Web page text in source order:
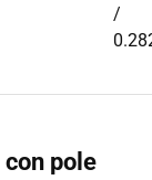
/
pole